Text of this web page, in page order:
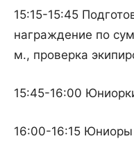
15:15-15:45
награждение по
м., проверка
15:45-16:00
16:00-16:15 Юниоры